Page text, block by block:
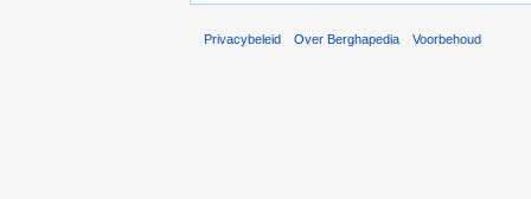
Privacybeleid Over Berghapedia Voorbehoud